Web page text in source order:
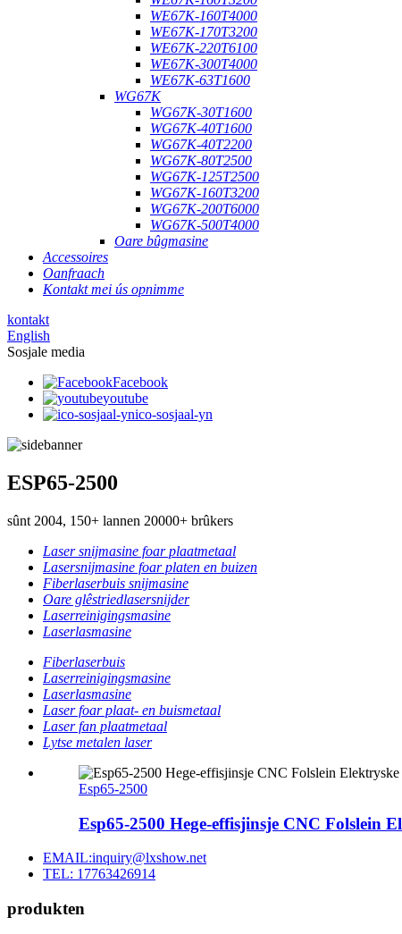
WE67K-160T4000
WE67K-170T3200
WE67K-220T6100
WE67K-300T4000
WE67K-63T1600
WG67K
WG67K-30T1600
WG67K-40T1600
WG67K-40T2200
WG67K-80T2500
WG67K-125T2500
WG67K-160T3200
WG67K-200T6000
WG67K-500T4000
Oare bûgmasine
Accessoires
Oanfraach
Kontakt mei ús opnimme
kontakt
English
Sosjale media
Facebook
youtube
ico-sosjaal-yn
ESP65-2500
sûnt 2004, 150+ lannen 20000+ brûkers
Laser snijmasine foar plaatmetaal
Lasersnijmasine foar platen en buizen
Fiberlaserbuis snijmasine
Oare glêstriedlasersnijder
Laserreinigingsmasine
Laserlasmasine
Fiberlaserbuis
Laserreinigingsmasine
Laserlasmasine
Laser foar plaat- en buismetaal
Laser fan plaatmetaal
Lytse metalen laser
Esp65-2500
Esp65-2500 Hege-effisjinsje CNC Folslein
EMAIL:inquiry@lxshow.net
TEL: 17763426914
produkten